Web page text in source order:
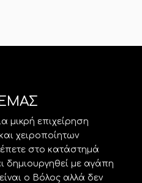
ΕΜΑΣ
μικρή επιχείρηση
χειροποίητων
στο κατάστημά
δημιουργηθεί με αγάπη
ο Βόλος αλλά δεν